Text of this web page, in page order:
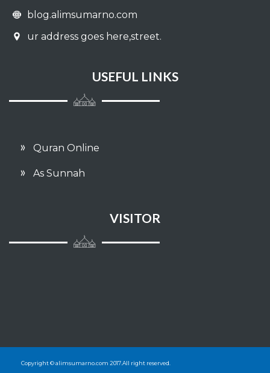
Jihad dan penjelajahan
Hadits-hadits yang meriwayatkan
Nafkah
blog.alimsumarno.com
ur address goes here,street.
USEFUL LINKS
Quran Online
As Sunnah
VISITOR
Copyright © alimsumarno.com 2017.All right reserved.